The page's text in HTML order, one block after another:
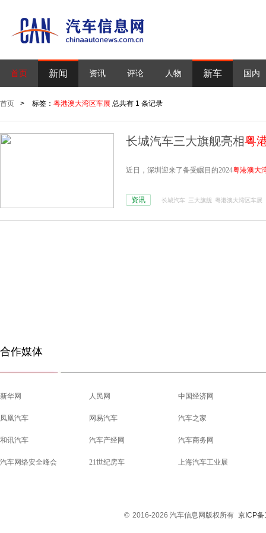
首页 新闻 资讯 评论 人物 新车 国内
首页 > 标签： 粤港澳大湾区车展 总共有 1 条记录
长城汽车三大旗舰亮相粤
近日，深圳迎来了备受瞩目的2024粤港澳大
资讯 长城汽车 三大旗舰 粤港澳大湾区车展
合作媒体
新华网 人民网 中国经济网
凤凰汽车 网易汽车 汽车之家
和讯汽车 汽车产经网 汽车商务网
汽车网络安全峰会 21世纪房车 上海汽车工业展
© 2016-2026 汽车信息网版权所有 京ICP